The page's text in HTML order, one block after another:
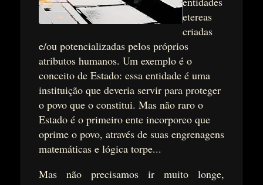
etereas
criadas
e/ou potencializadas pelos próprios
atributos humanos. Um exemplo é o
conceito de Estado: essa entidade é uma
instituição que deveria servir para proteger
o povo que o constitui. Mas não raro o
Estado é o primeiro ente incorporeo que
oprime o povo, através de suas engrenagens
matemáticas e lógica torpe...
Mas não precisamos ir muito longe,